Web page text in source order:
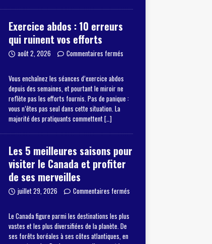
Exercice abdos : 10 erreurs
qui ruinent vos efforts
août 2, 2026 Commentaires fermés
Vous enchaînez les séances d’exercice abdos
depuis des semaines, et pourtant le miroir ne
reflète pas les efforts fournis. Pas de panique :
vous n’êtes pas seul dans cette situation. La
majorité des pratiquants commettent[…]
Les 5 meilleures saisons pour
visiter le Canada et profiter
de ses merveilles
juillet 29, 2026 Commentaires fermés
Le Canada figure parmi les destinations les plus
vastes et les plus diversifiées de la planète. De
ses forêts boréales à ses côtes atlantiques, en